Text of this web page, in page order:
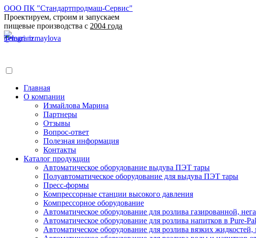
ООО ПК "Стандартпродмаш-Сервис"
Проектируем, строим и запускаем
пищевые производства с 2004 года
Главная
О компании
Измайлова Марина
Партнеры
Отзывы
Вопрос-ответ
Полезная информация
Контакты
Каталог продукции
Автоматическое оборудование выдува ПЭТ тары
Полуавтоматическое оборудование для выдува ПЭТ тары
Пресс-формы
Компрессорные станции высокого давления
Компрессорное оборудование
Автоматическое оборудование для розлива газированной,
Автоматическое оборудование для розлива напитков в Pure-
Автоматическое оборудование для розлива вязких жидкостей,